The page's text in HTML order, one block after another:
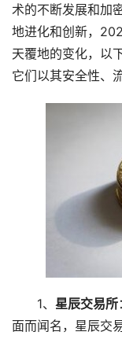
术的不断发展和加
地进化和创新，
天覆地的变化，以
它们以其安全性、
1、 星辰交易所
面而闻名，星辰交